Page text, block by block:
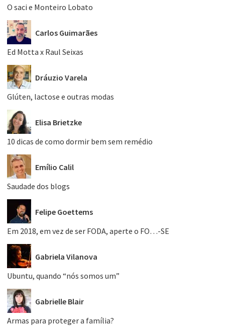
O saci e Monteiro Lobato
Carlos Guimarães
Ed Motta x Raul Seixas
Dráuzio Varela
Glúten, lactose e outras modas
Elisa Brietzke
10 dicas de como dormir bem sem remédio
Emílio Calil
Saudade dos blogs
Felipe Goettems
Em 2018, em vez de ser FODA, aperte o FO…-SE
Gabriela Vilanova
Ubuntu, quando “nós somos um”
Gabrielle Blair
Armas para proteger a família?